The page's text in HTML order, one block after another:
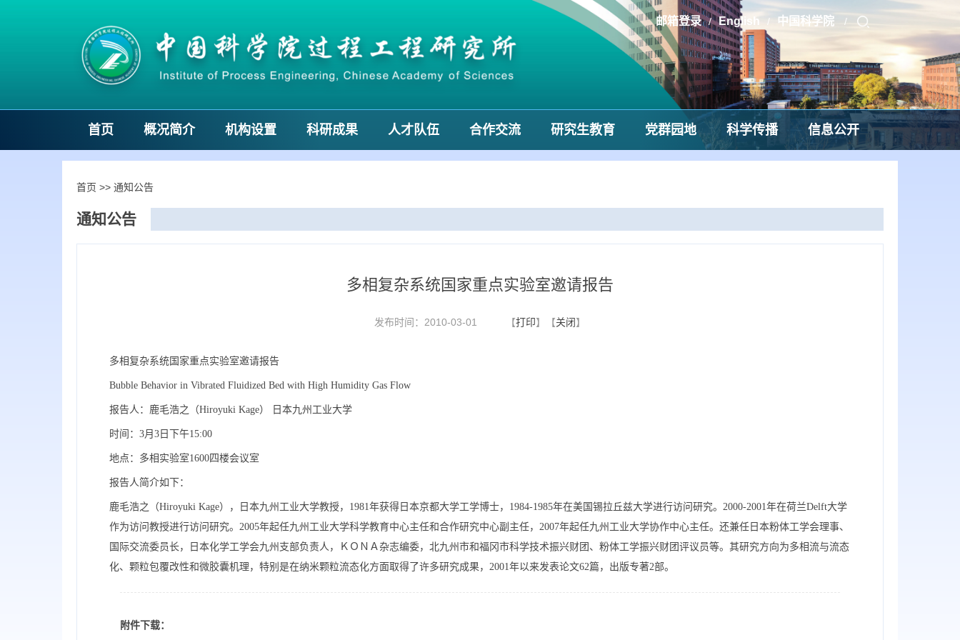
邮箱登录 / English / 中国科学院 /
首页 概况简介 机构设置 科研成果 人才队伍 合作交流 研究生教育 党群园地 科学传播 信息公开
首页 >> 通知公告
通知公告
多相复杂系统国家重点实验室邀请报告
发布时间：2010-03-01 【打印】【关闭】
多相复杂系统国家重点实验室邀请报告
Bubble Behavior in Vibrated Fluidized Bed with High Humidity Gas Flow
报告人：鹿毛浩之（Hiroyuki Kage） 日本九州工业大学
时间：3月3日下午15:00
地点：多相实验室1600四楼会议室
报告人简介如下：
鹿毛浩之（Hiroyuki Kage），日本九州工业大学教授，1981年获得日本京都大学工学博士，1984-1985年在美国锡拉丘兹大学进行访问研究。2000-2001年在荷兰Delft大学
作为访问教授进行访问研究。2005年起任九州工业大学科学教育中心主任和合作研究中心副主任，2007年起任九州工业大学协作中心主任。还兼任日本粉体工学会理事、
国际交流委员长，日本化学工学会九州支部负责人，ＫＯＮＡ杂志编委，北九州市和福冈市科学技术振兴财团、粉体工学振兴财团评议员等。其研究方向为多相流与流态
化、颗粒包覆改性和微胶囊机理，特别是在纳米颗粒流态化方面取得了许多研究成果，2001年以来发表论文62篇，出版专著2部。
附件下载：